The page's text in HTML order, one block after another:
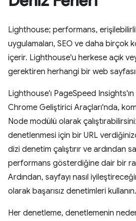
Lighthouse; performans,
uygulamaları, SEO ve daha birçok
içerir. Lighthouse'u herkese açık
gerektiren herhangi bir web
Lighthouse'ı PageSpeed
Chrome Geliştirici Araçları'nda,
Node modülü olarak
denetlenmesi için bir URL
dizi denetim çalıştırır ve ardından
performans gösterdiğine dair bir
Ardından, sayfayı nasıl
olarak başarısız denetimleri kullanın.
Her denetleme, denetlemenin